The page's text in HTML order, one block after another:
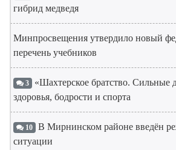
гибрид медведя
Минпросвещения утвердило новый
перечень учебников
3 «Шахтерское братство. Сильные
здоровья, бодрости и спорта
10 В Мирнинском районе введён
ситуации